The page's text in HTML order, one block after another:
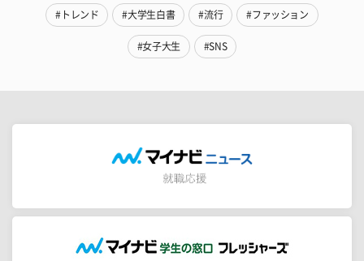
#トレンド #大学生白書 #流行 #ファッション
#女子大生 #SNS